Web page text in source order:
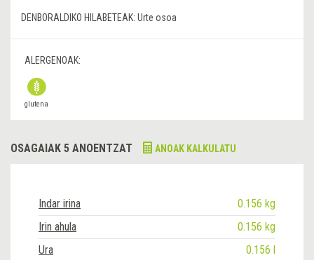
DENBORALDIKO HILABETEAK: Urte osoa
ALERGENOAK:
glutena
OSAGAIAK 5 ANOENTZAT ANOAK KALKULATU
Indar irina
0.156 kg
Irin ahula
0.156 kg
Ura
0.156 l